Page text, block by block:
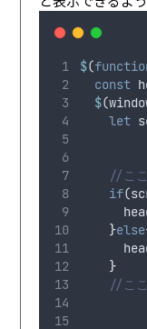
$(
const
$(
let
//こ
if(
}else
}
//こ